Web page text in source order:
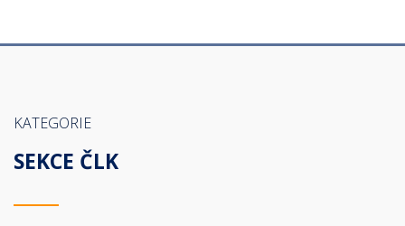
KATEGORIE
SEKCE ČLK